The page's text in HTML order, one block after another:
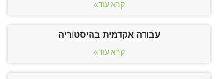
קרא עוד»
עבודה אקדמית בהיסטוריה
קרא עוד»